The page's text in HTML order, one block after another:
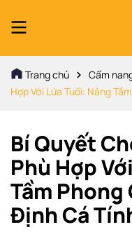
Trang chủ Cẩm
Hợp Với Lứa Tuổi: Nâng
Bí Quyết
Phù Hợp
Tầm Phong
Định Cá